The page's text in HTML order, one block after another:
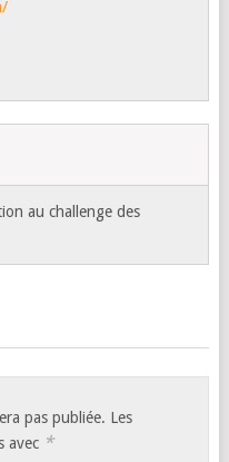
au challenge des
pas publiée. Les
avec *